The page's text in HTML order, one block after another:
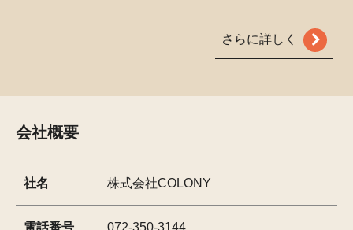
さらに詳しく
会社概要
社名 株式会社COLONY
電話番号 072-350-3144